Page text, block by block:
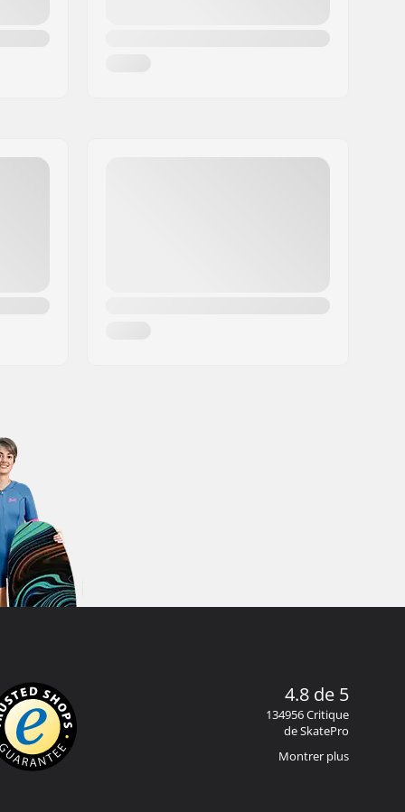
4.8 de 5
134956 Critique
de SkatePro
Montrer plus